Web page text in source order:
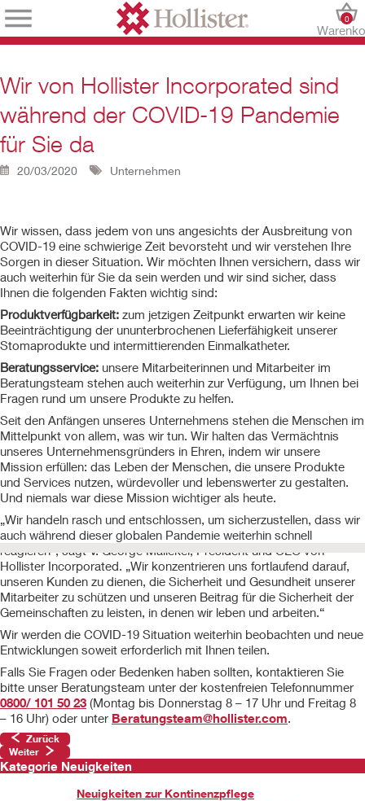
0
Wir von Hollister Incorporated sind
während der COVID-19 Pandemie
für Sie da
20/03/2020 Unternehmen
Wir wissen, dass jedem von uns angesichts der Ausbreitung von
COVID-19 eine schwierige Zeit bevorsteht und wir verstehen Ihre
Sorgen in dieser Situation. Wir möchten Ihnen versichern, dass wir
auch weiterhin für Sie da sein werden und wir sind sicher, dass
Ihnen die folgenden Fakten wichtig sind:
Produktverfügbarkeit: zum jetzigen Zeitpunkt erwarten wir keine
Beeinträchtigung der ununterbrochenen Lieferfähigkeit unserer
Stomaprodukte und intermittierenden Einmalkatheter.
Beratungsservice: unsere Mitarbeiterinnen und Mitarbeiter im
Beratungsteam stehen auch weiterhin zur Verfügung, um Ihnen bei
Fragen rund um unsere Produkte zu helfen.
Seit den Anfängen unseres Unternehmens stehen die Menschen im
Mittelpunkt von allem, was wir tun. Wir halten das Vermächtnis
unseres Unternehmensgründers in Ehren, indem wir unsere
Mission erfüllen: das Leben der Menschen, die unsere Produkte
und Services nutzen, würdevoller und lebenswerter zu gestalten.
Und niemals war diese Mission wichtiger als heute.
„Wir handeln rasch und entschlossen, um sicherzustellen, dass wir
auch während dieser globalen Pandemie weiterhin schnell
reagieren“, sagt V. George Maliekel, President und CEO von
Hollister Incorporated. „Wir konzentrieren uns fortlaufend darauf,
unseren Kunden zu dienen, die Sicherheit und Gesundheit unserer
Mitarbeiter zu schützen und unseren Beitrag für die Sicherheit der
Gemeinschaften zu leisten, in denen wir leben und arbeiten.“
Wir werden die COVID-19 Situation weiterhin beobachten und neue
Entwicklungen soweit erforderlich mit Ihnen teilen.
Falls Sie Fragen oder Bedenken haben sollten, kontaktieren Sie
bitte unser Beratungsteam unter der kostenfreien Telefonnummer
0800/ 101 50 23 (Montag bis Donnerstag 8 – 17 Uhr und Freitag 8
– 16 Uhr) oder unter Beratungsteam@hollister.com.
Zurück
Weiter
Kategorie Neuigkeiten
Neuigkeiten zur Kontinenzpflege